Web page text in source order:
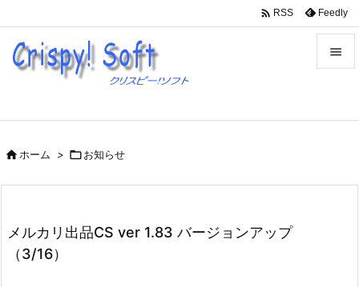


前へ
 RSS Feedly
ホーム > お知らせ
メルカリ出品CS ver 1.83 バージョンアップ
（3/16）